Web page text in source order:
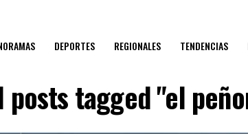
DEPORTES REGIONALES TENDENCIAS
posts tagged "el